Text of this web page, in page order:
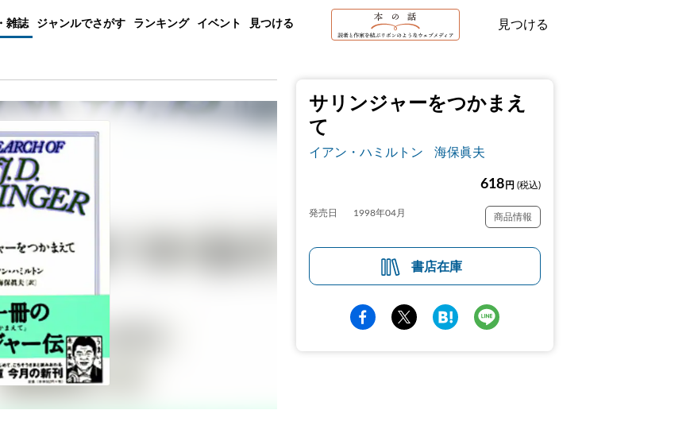
雑誌 ジャンルでさがす ランキング イベント 見つける 見つける
サリンジャーをつかまえ
て
イアン・ハミルトン 海保眞夫
618 円 (税込)
発売日 1998年04月 商品情報
書店在庫